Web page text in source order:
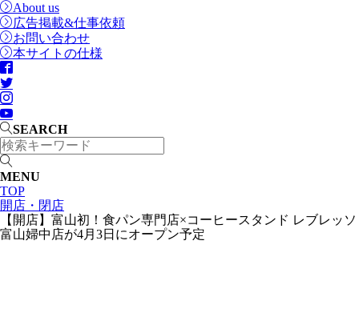
About us
広告掲載&仕事依頼
お問い合わせ
本サイトの仕様
SEARCH
MENU
TOP
開店・閉店
【開店】富山初！食パン専門店×コーヒースタンド レブレッソ
富山婦中店が4月3日にオープン予定